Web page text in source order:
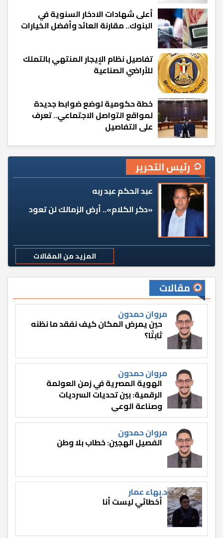
أعلى شهادات الادخار السنوية في
البنوك.. مقارنة العائد وأفضل الخيارات
تفاصيل نظام الإيجار المنتهي بالتملك
للأراضي الصناعية
خطة حكومية لوضع ضوابط جديدة
لمواقع التواصل الاجتماعي.. تعرف
على التفاصيل
رئيس التحرير
عبد الحكم عبد ربه
«دكر الكلام».. أرض الزمالك لن تعود
المزيد من المقالات
مقالات
مروان حمدون
حين يمرض المكان كيف نفقد ما نظنه
ثابتًا؟
مروان حمدون
الهوية المصرية في زمن العولمة
الرقمية: بين تحديات السرديات
وصناعة الوعي
مروان حمدون
الفصيل الهجين: خطاب بلا وطن
د.بهاء عمار
أخطائي ليست أنا